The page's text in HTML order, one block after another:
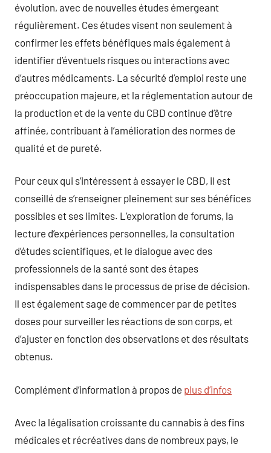
évolution, avec de nouvelles études émergeant
régulièrement. Ces études visent non seulement à
confirmer les effets bénéfiques mais également à
identifier d’éventuels risques ou interactions avec
d’autres médicaments. La sécurité d’emploi reste une
préoccupation majeure, et la réglementation autour de
la production et de la vente du CBD continue d’être
affinée, contribuant à l’amélioration des normes de
qualité et de pureté.
Pour ceux qui s’intéressent à essayer le CBD, il est
conseillé de s’renseigner pleinement sur ses bénéfices
possibles et ses limites. L’exploration de forums, la
lecture d’expériences personnelles, la consultation
d’études scientifiques, et le dialogue avec des
professionnels de la santé sont des étapes
indispensables dans le processus de prise de décision.
Il est également sage de commencer par de petites
doses pour surveiller les réactions de son corps, et
d’ajuster en fonction des observations et des résultats
obtenus.
Complément d’information à propos de plus d’infos
Avec la légalisation croissante du cannabis à des fins
médicales et récréatives dans de nombreux pays, le